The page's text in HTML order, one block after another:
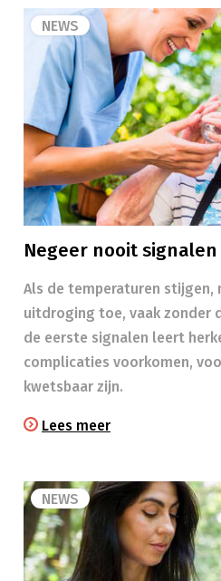
NEWS
Negeer nooit
Als de temperaturen stijgen,
uitdroging toe, vaak zonder
de eerste signalen leert
complicaties voorkomen,
kwetsbaar zijn.
Lees meer
NEWS